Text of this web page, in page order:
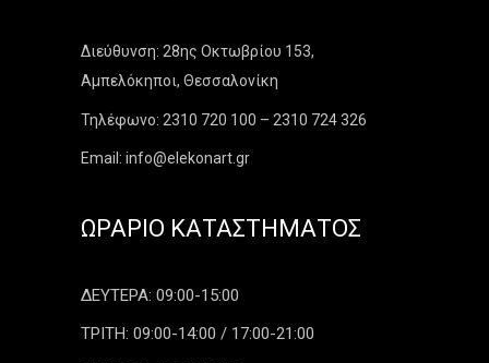
Διεύθυνση: 28ης Οκτωβρίου 153,
Αμπελόκηποι, Θεσσαλονίκη
Τηλέφωνο: 2310 720 100 – 2310 724 326
Email: info@elekonart.gr
ΩΡΆΡΙΟ ΚΑΤΑΣΤΉΜΑΤΟΣ
ΔΕΥΤΕΡΑ: 09:00-15:00
ΤΡΙΤΗ: 09:00-14:00 / 17:00-21:00